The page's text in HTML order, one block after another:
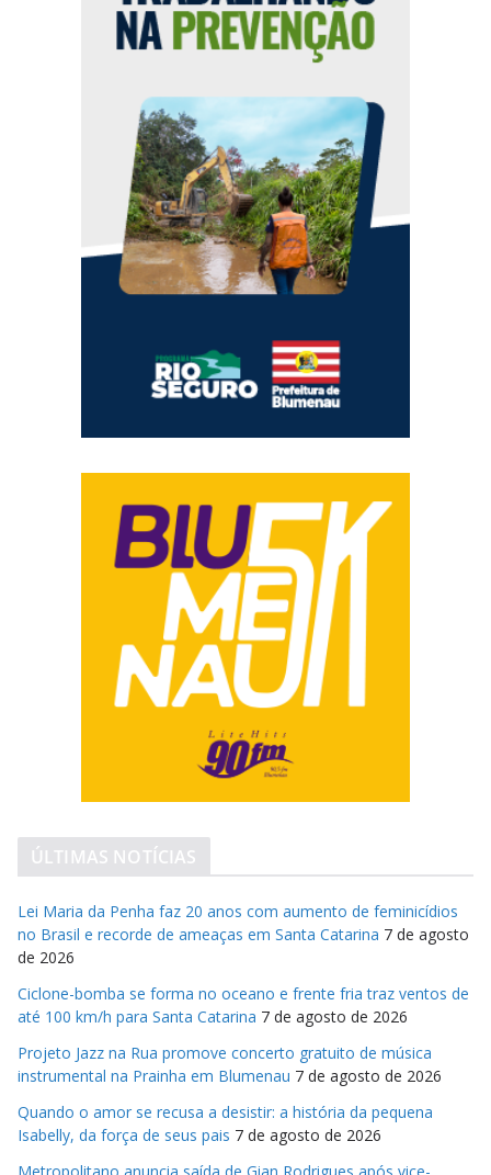
ÚLTIMAS NOTÍCIAS
Lei Maria da Penha faz 20 anos com aumento de feminicídios
no Brasil e recorde de ameaças em Santa Catarina 7 de agosto
de 2026
Ciclone-bomba se forma no oceano e frente fria traz ventos de
até 100 km/h para Santa Catarina 7 de agosto de 2026
Projeto Jazz na Rua promove concerto gratuito de música
instrumental na Prainha em Blumenau 7 de agosto de 2026
Quando o amor se recusa a desistir: a história da pequena
Isabelly, da força de seus pais 7 de agosto de 2026